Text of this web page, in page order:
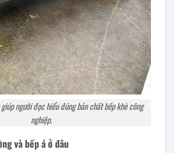
người đọc hiểu đúng bản chất bếp khè công
nghiệp.
và bếp á ở đâu